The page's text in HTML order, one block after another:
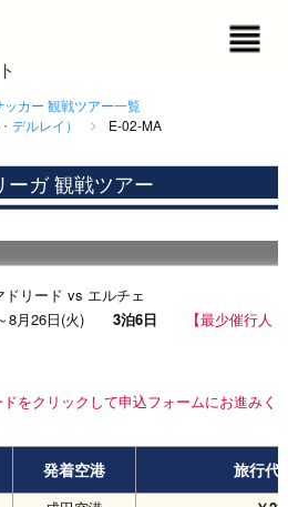
ッカー 観戦ツアー一覧
デルレイ）
E-02-MA
ーガ 観戦ツアー
リード vs エルチェ
～8月26日(火) 3泊6日
【最少催行人
をクリックして申込フォームにお進みく
発着空港 旅行代